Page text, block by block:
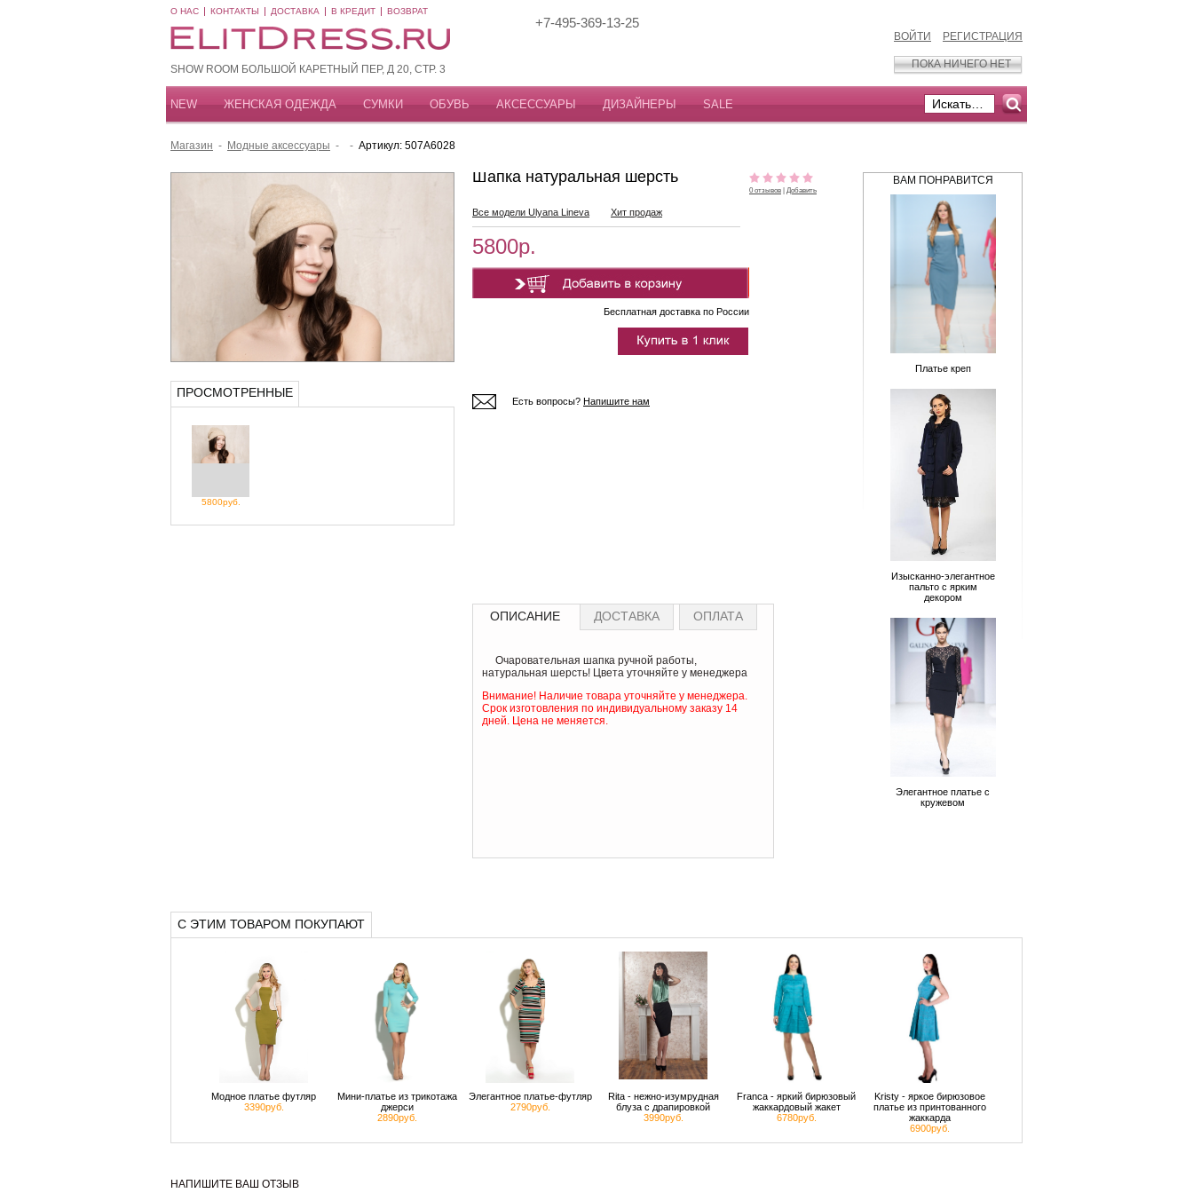
О НАС КОНТАКТЫ ДОСТАВКА В КРЕДИТ ВОЗВРАТ
SHOW ROOM БОЛЬШОЙ КАРЕТНЫЙ ПЕР, Д 20, СТР. 3
+7-495-369-13-25
ВОЙТИ РЕГИСТРАЦИЯ
ПОКА НИЧЕГО НЕТ
NEW ЖЕНСКАЯ ОДЕЖДА СУМКИ ОБУВЬ АКСЕССУАРЫ ДИЗАЙНЕРЫ SALE
Магазин - Модные аксессуары - - Артикул: 507A6028
ПРОСМОТРЕННЫЕ
5800руб.
ВАМ ПОНРАВИТСЯ
Платье креп
Изысканно-элегантное
пальто с ярким
декором
Элегантное платье с
кружевом
0 отзывов Добавить
Шапка натуральная шерсть
Все модели Ulyana Lineva Хит продаж
5800р.
Бесплатная доставка по России
Есть вопросы? Напишите нам
ОПИСАНИЕ ДОСТАВКА ОПЛАТА
Очаровательная шапка ручной работы,
натуральная шерсть! Цвета уточняйте у менеджера
Внимание! Наличие товара уточняйте у менеджера.
Срок изготовления по индивидуальному заказу 14
дней. Цена не меняется.
С ЭТИМ ТОВАРОМ ПОКУПАЮТ
Модное платье футляр
3390руб.
Мини-платье из трикотажа
джерси
2890руб.
Элегантное платье-футляр
2790руб.
Rita - нежно-изумрудная
блуза с драпировкой
3990руб.
Franca - яркий бирюзовый
жаккардовый жакет
6780руб.
Kristy - яркое бирюзовое
платье из принтованного
жаккарда
6900руб.
НАПИШИТЕ ВАШ ОТЗЫВ